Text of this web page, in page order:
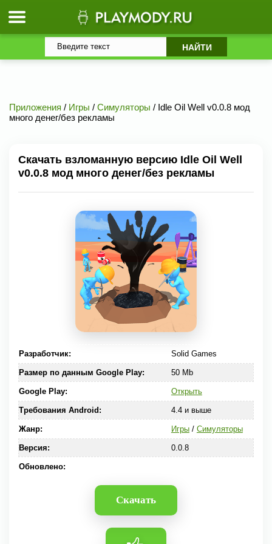
Приложения / Игры / Симуляторы / Idle Oil Well v0.0.8 мод
много денег/без рекламы
Скачать взломанную версию Idle Oil Well
v0.0.8 мод много денег/без рекламы
Разработчик: Solid Games
Размер по данным Google Play: 50 Mb
Google Play: Открыть
Требования Android: 4.4 и выше
Жанр: Игры/ Симуляторы
Версия: 0.0.8
Обновлено:
Скачать